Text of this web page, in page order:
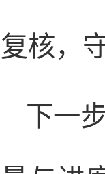
复核，
下一